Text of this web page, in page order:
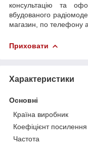
консультацію та
вбудованого
магазин, по телефону
Приховати
Характеристики
Основні
Країна виробник
Коефіцієнт посилення
Частота